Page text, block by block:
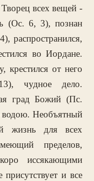
всех вещей -
(Ос. 6, 3), познан
распространился,
во Иордане.
от него
чудное дело.
град Божий (Пс.
водою. Необъятный
жизнь для всех
пределов,
иссякающими
и все